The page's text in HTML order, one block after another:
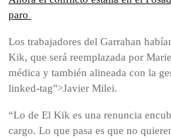
paro
Los trabajadores del Garrahan
Kik, que será reemplazada por
médica y también alineada con la
linked-tag">Javier Milei.
“Lo de El Kik es una renuncia
cargo. Lo que pasa es que no